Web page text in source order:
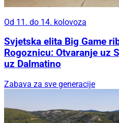
Od 11. do 14. kolovoza
Svjetska elita Big Game
Rogoznicu: Otvaranje uz
uz Dalmatino
Zabava za sve generacije